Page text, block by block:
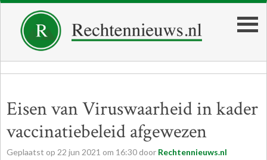
Eisen van Viruswaarheid in kader
vaccinatiebeleid afgewezen
Geplaatst op 22 jun 2021 om 16:30 door Rechtennieuws.nl